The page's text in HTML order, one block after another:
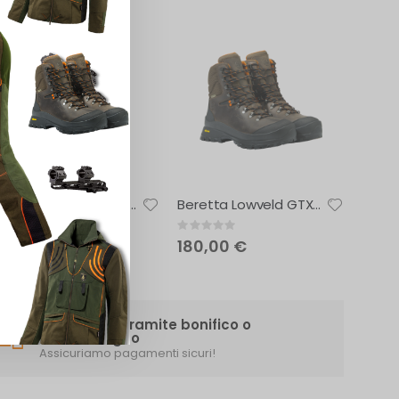
BERETTA Giacca da caccia Tri-Active Evo
Rating:
231,20 €
Beretta Lowveld GTX® scarponi da caccia
Rating:
0%
180,00 €
Pagamenti tramite bonifico o
contrassegno
Assicuriamo pagamenti sicuri!